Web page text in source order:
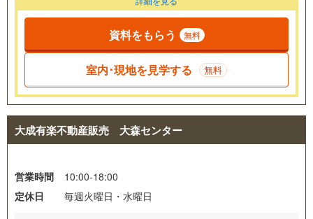
資料をもらう 無料
室内･現地を見学する 無料
大成有楽不動産販売 大森センター
営業時間
10:00-18:00
定休日
毎週火曜日・水曜日